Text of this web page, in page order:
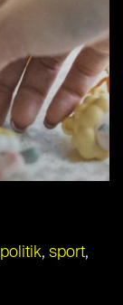
politik, sport,